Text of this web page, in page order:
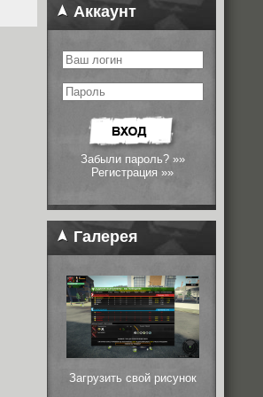
Аккаунт
Забыли пароль? »»
Регистрация »»
Галерея
Загрузить свой рисунок